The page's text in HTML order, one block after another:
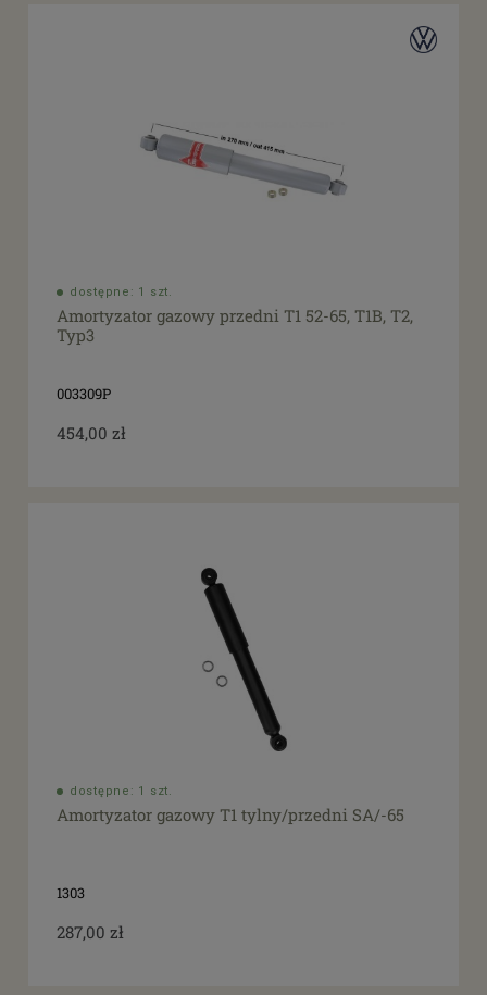
dostępne: 1 szt.
Amortyzator gazowy przedni T1 52-65, T1B, T2,
Typ3
003309P
454,00 zł
dostępne: 1 szt.
Amortyzator gazowy T1 tylny/przedni SA/-65
1303
287,00 zł